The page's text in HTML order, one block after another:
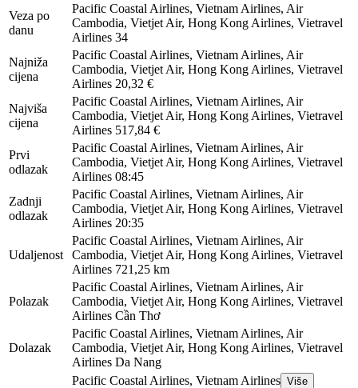
Veza po
danu
Pacific Coastal Airlines, Vietnam Airlines, Air
Cambodia, Vietjet Air, Hong Kong Airlines, Vietravel
Airlines 34
Najniža
cijena
Pacific Coastal Airlines, Vietnam Airlines, Air
Cambodia, Vietjet Air, Hong Kong Airlines, Vietravel
Airlines 20,32 €
Najviša
cijena
Pacific Coastal Airlines, Vietnam Airlines, Air
Cambodia, Vietjet Air, Hong Kong Airlines, Vietravel
Airlines 517,84 €
Prvi
odlazak
Pacific Coastal Airlines, Vietnam Airlines, Air
Cambodia, Vietjet Air, Hong Kong Airlines, Vietravel
Airlines 08:45
Zadnji
odlazak
Pacific Coastal Airlines, Vietnam Airlines, Air
Cambodia, Vietjet Air, Hong Kong Airlines, Vietravel
Airlines 20:35
Udaljenost
Pacific Coastal Airlines, Vietnam Airlines, Air
Cambodia, Vietjet Air, Hong Kong Airlines, Vietravel
Airlines 721,25 km
Polazak
Pacific Coastal Airlines, Vietnam Airlines, Air
Cambodia, Vietjet Air, Hong Kong Airlines, Vietravel
Airlines Cần Thơ
Dolazak
Pacific Coastal Airlines, Vietnam Airlines, Air
Cambodia, Vietjet Air, Hong Kong Airlines, Vietravel
Airlines Da Nang
Pacific Coastal Airlines, Vietnam Airlines Više